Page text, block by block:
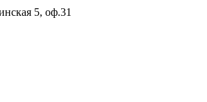
5, оф.31